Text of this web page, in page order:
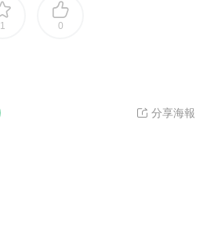
1 0
分享海報